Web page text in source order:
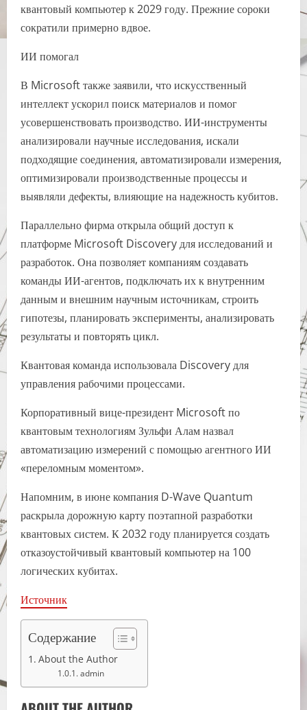
квантовый компьютер к 2029 году. Прежние сороки
сократили примерно вдвое.
ИИ помогал
В Microsoft также заявили, что искусственный
интеллект ускорил поиск материалов и помог
усовершенствовать производство. ИИ-инструменты
анализировали научные исследования, искали
подходящие соединения, автоматизировали измерения,
оптимизировали производственные процессы и
выявляли дефекты, влияющие на надежность кубитов.
Параллельно фирма открыла общий доступ к
платформе Microsoft Discovery для исследований и
разработок. Она позволяет компаниям создавать
команды ИИ-агентов, подключать их к внутренним
данным и внешним научным источникам, строить
гипотезы, планировать эксперименты, анализировать
результаты и повторять цикл.
Квантовая команда использовала Discovery для
управления рабочими процессами.
Корпоративный вице-президент Microsoft по
квантовым технологиям Зульфи Алам назвал
автоматизацию измерений с помощью агентного ИИ
«переломным моментом».
Напомним, в июне компания D-Wave Quantum
раскрыла дорожную карту поэтапной разработки
квантовых систем. К 2032 году планируется создать
отказоустойчивый квантовый компьютер на 100
логических кубитах.
Источник
Содержание
About the Author
admin